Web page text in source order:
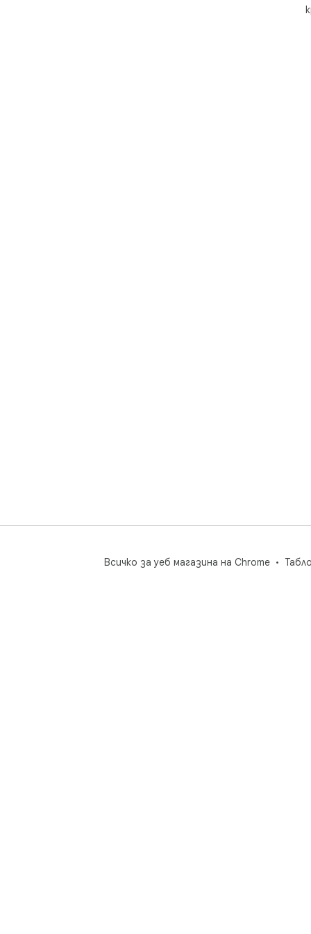
Всичко за уеб магазина на Chrome